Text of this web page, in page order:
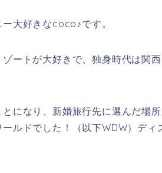
大好きなcoco♪です。
ートが大好きで、独身時代は関
になり、新婚旅行先に選んだ場
ルドでした！（以下WDW）ディ